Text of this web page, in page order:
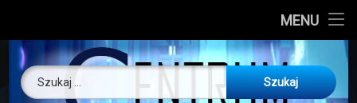
MENU
About us
O nas
Skip
content
Centrum
Szukaj: